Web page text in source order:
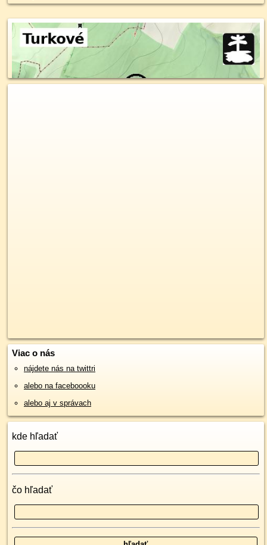
Viac o nás
nájdete nás na twittri
alebo na faceboooku
alebo aj v správach
kde hľadať
čo hľadať